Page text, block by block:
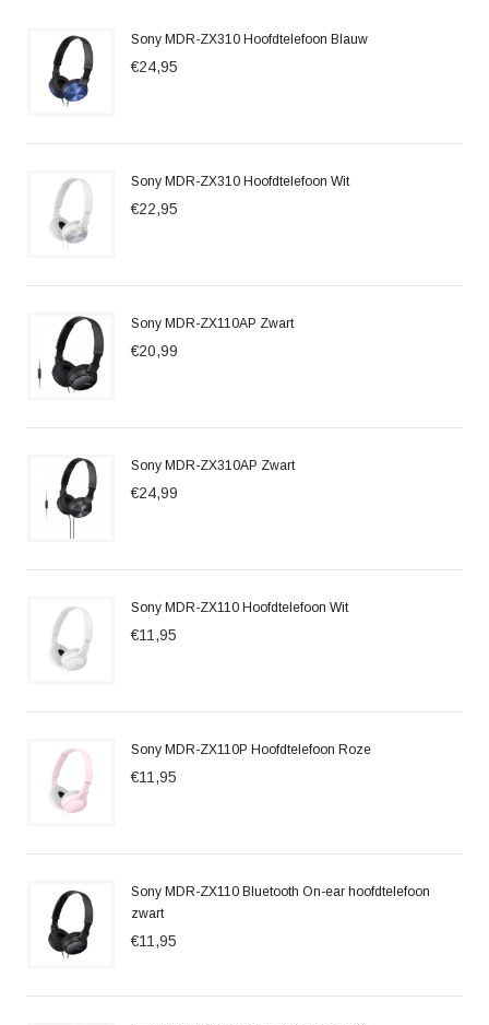
Sony MDR-ZX310 Hoofdtelefoon Blauw
€24,95
Sony MDR-ZX310 Hoofdtelefoon Wit
€22,95
Sony MDR-ZX110AP Zwart
€20,99
Sony MDR-ZX310AP Zwart
€24,99
Sony MDR-ZX110 Hoofdtelefoon Wit
€11,95
Sony MDR-ZX110P Hoofdtelefoon Roze
€11,95
Sony MDR-ZX110 Bluetooth On-ear hoofdtelefoon
zwart
€11,95